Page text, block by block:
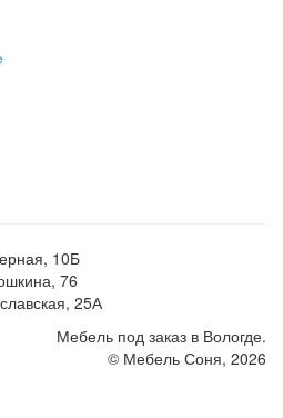
10Б
76
25А
Мебель под заказ в Вологде.
© Мебель Соня, 2026